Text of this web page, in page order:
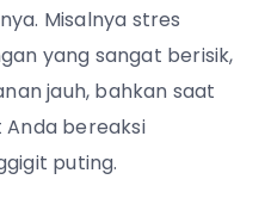
Misalnya stres
yang sangat berisik,
jauh, bahkan saat
bereaksi
puting.